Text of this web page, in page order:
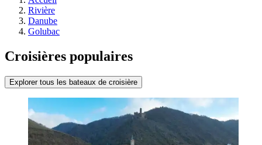
Rivière
Danube
Golubac
Croisières populaires
Explorer tous les bateaux de croisière